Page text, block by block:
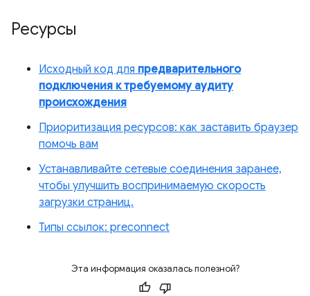
Ресурсы
Исходный код для предварительного
подключения к требуемому аудиту
происхождения
Приоритизация ресурсов: как заставить браузер
помочь вам
Устанавливайте сетевые соединения заранее,
чтобы улучшить воспринимаемую скорость
загрузки страниц.
Типы ссылок: preconnect
Эта информация оказалась полезной?